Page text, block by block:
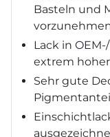
Basteln und
Lack in
extrem
Sehr gute